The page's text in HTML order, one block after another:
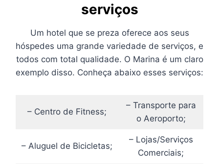
serviços
Um hotel que se preza oferece aos seus
hóspedes uma grande variedade de serviços, e
todos com total qualidade. O Marina é um claro
exemplo disso. Conheça abaixo esses serviços:
– Centro de Fitness;
– Transporte para
o Aeroporto;
– Aluguel de Bicicletas;
– Lojas/Serviços
Comerciais;